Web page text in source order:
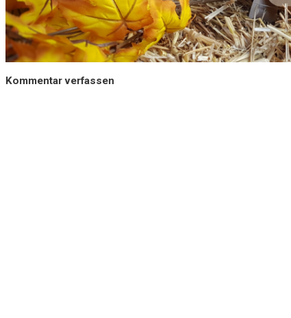
Kommentar verfassen